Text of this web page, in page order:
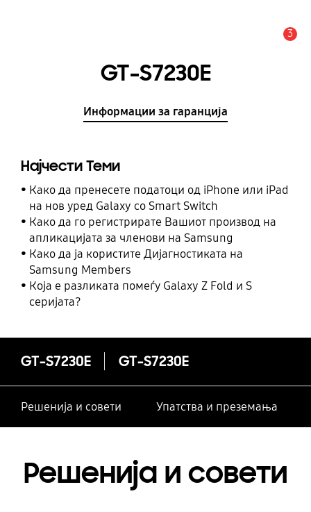
3
GT-S7230E
Информации за гаранција
Најчести Теми
Како да пренесете податоци од iPhone или iPad
на нов уред Galaxy со Smart Switch
Како да го регистрирате Вашиот производ на
апликацијата за членови на Samsung
Како да ја користите Дијагностиката на
Samsung Members
Која е разликата помеѓу Galaxy Z Fold и S
серијата?
GT-S7230E GT-S7230E
Решенија и совети Упатства и преземања
Решенија и совети